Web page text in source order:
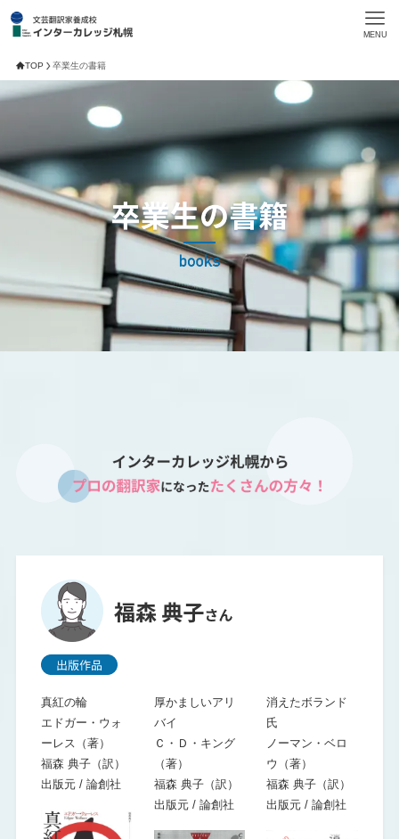
MENU
TOP 卒業生の書籍
真紅の輪
エドガー・ウォ
ーレス（著）
福森 典子（訳）
出版元 / 論創社
厚かましいアリ
バイ
Ｃ・Ｄ・キング
（著）
福森 典子（訳）
出版元 / 論創社
消えたボランド
氏
ノーマン・ベロ
ウ（著）
福森 典子（訳）
出版元 / 論創社